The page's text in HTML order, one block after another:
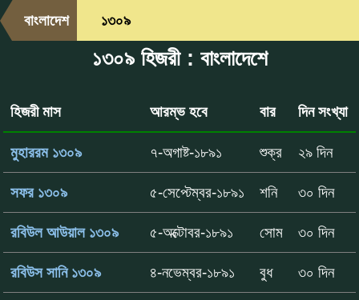
বাংলাদেশ ১৩০৯
১৩০৯ হিজরী : বাংলাদেশে
হিজরী মাস আরম্ভ হবে বার দিন সংখ্যা
মুহাররম ১৩০৯ ৭-অগাষ্ট-১৮৯১ শুক্র ২৯ দিন
সফর ১৩০৯ ৫-সেপ্টেম্বর-১৮৯১ শনি ৩০ দিন
রবিউল আউয়াল ১৩০৯ ৫-অক্টোবর-১৮৯১ সোম ৩০ দিন
রবিউস সানি ১৩০৯ ৪-নভেম্বর-১৮৯১ বুধ ৩০ দিন